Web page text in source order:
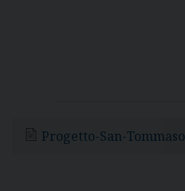
Progetto-San-Tommaso